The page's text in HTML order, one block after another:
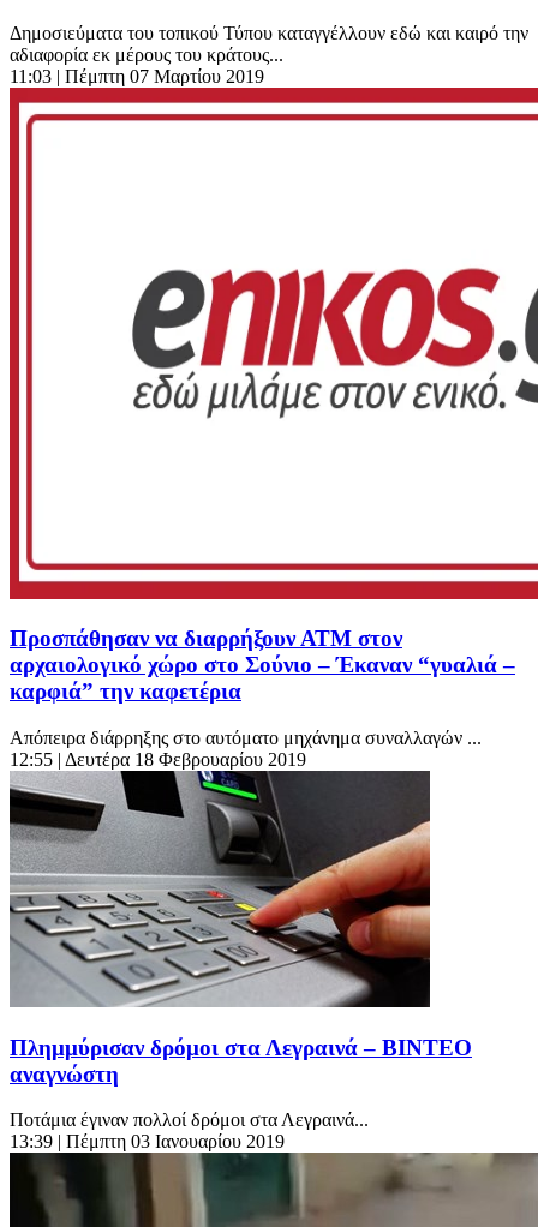
Δημοσιεύματα του τοπικού Τύπου καταγγέλλουν εδώ και καιρό την
αδιαφορία εκ μέρους του κράτους...
11:03 | Πέμπτη 07 Μαρτίου 2019
Προσπάθησαν να διαρρήξουν ΑΤΜ στον
αρχαιολογικό χώρο στο Σούνιο – Έκαναν “γυαλιά –
καρφιά” την καφετέρια
Απόπειρα διάρρηξης στο αυτόματο μηχάνημα συναλλαγών ...
12:55 | Δευτέρα 18 Φεβρουαρίου 2019
Πλημμύρισαν δρόμοι στα Λεγραινά – ΒΙΝΤΕΟ
αναγνώστη
Ποτάμια έγιναν πολλοί δρόμοι στα Λεγραινά...
13:39 | Πέμπτη 03 Ιανουαρίου 2019